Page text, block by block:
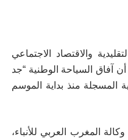
والاقتصاد الاجتماعي
آفاق السياحة الوطنية “جد
المسجلة منذ بداية الموسم
المغرب العربي للأنباء،